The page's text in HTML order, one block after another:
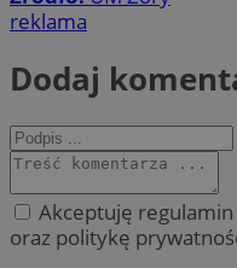
reklama
Dodaj
Akceptuję
oraz politykę